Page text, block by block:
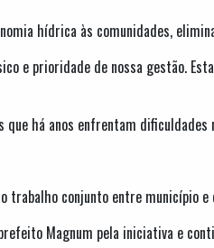
hídrica às comunidades,
e prioridade de nossa gestão.
há anos enfrentam dificuldades
trabalho conjunto entre município e
Magnum pela iniciativa e